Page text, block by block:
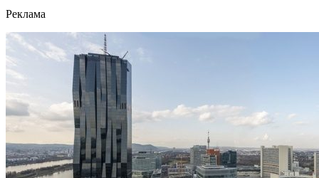
Реклама